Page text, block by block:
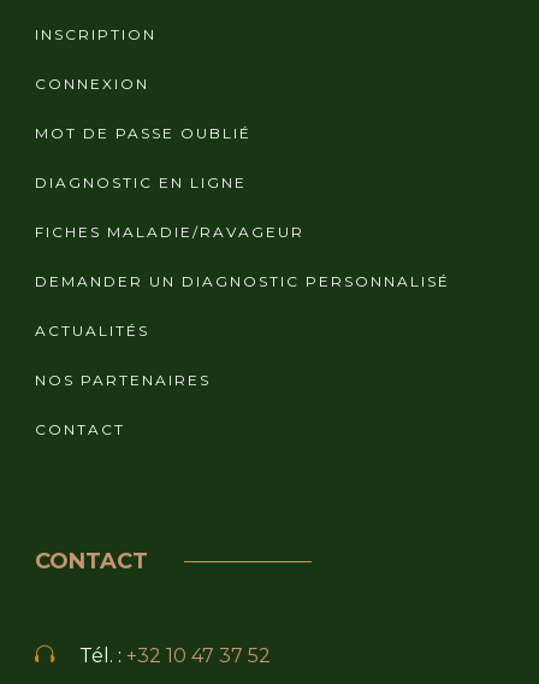
INSCRIPTION
CONNEXION
MOT DE PASSE OUBLIÉ
DIAGNOSTIC EN LIGNE
FICHES MALADIE/RAVAGEUR
DEMANDER UN DIAGNOSTIC PERSONNALISÉ
ACTUALITÉS
NOS PARTENAIRES
CONTACT
CONTACT
Tél. : +32 10 47 37 52